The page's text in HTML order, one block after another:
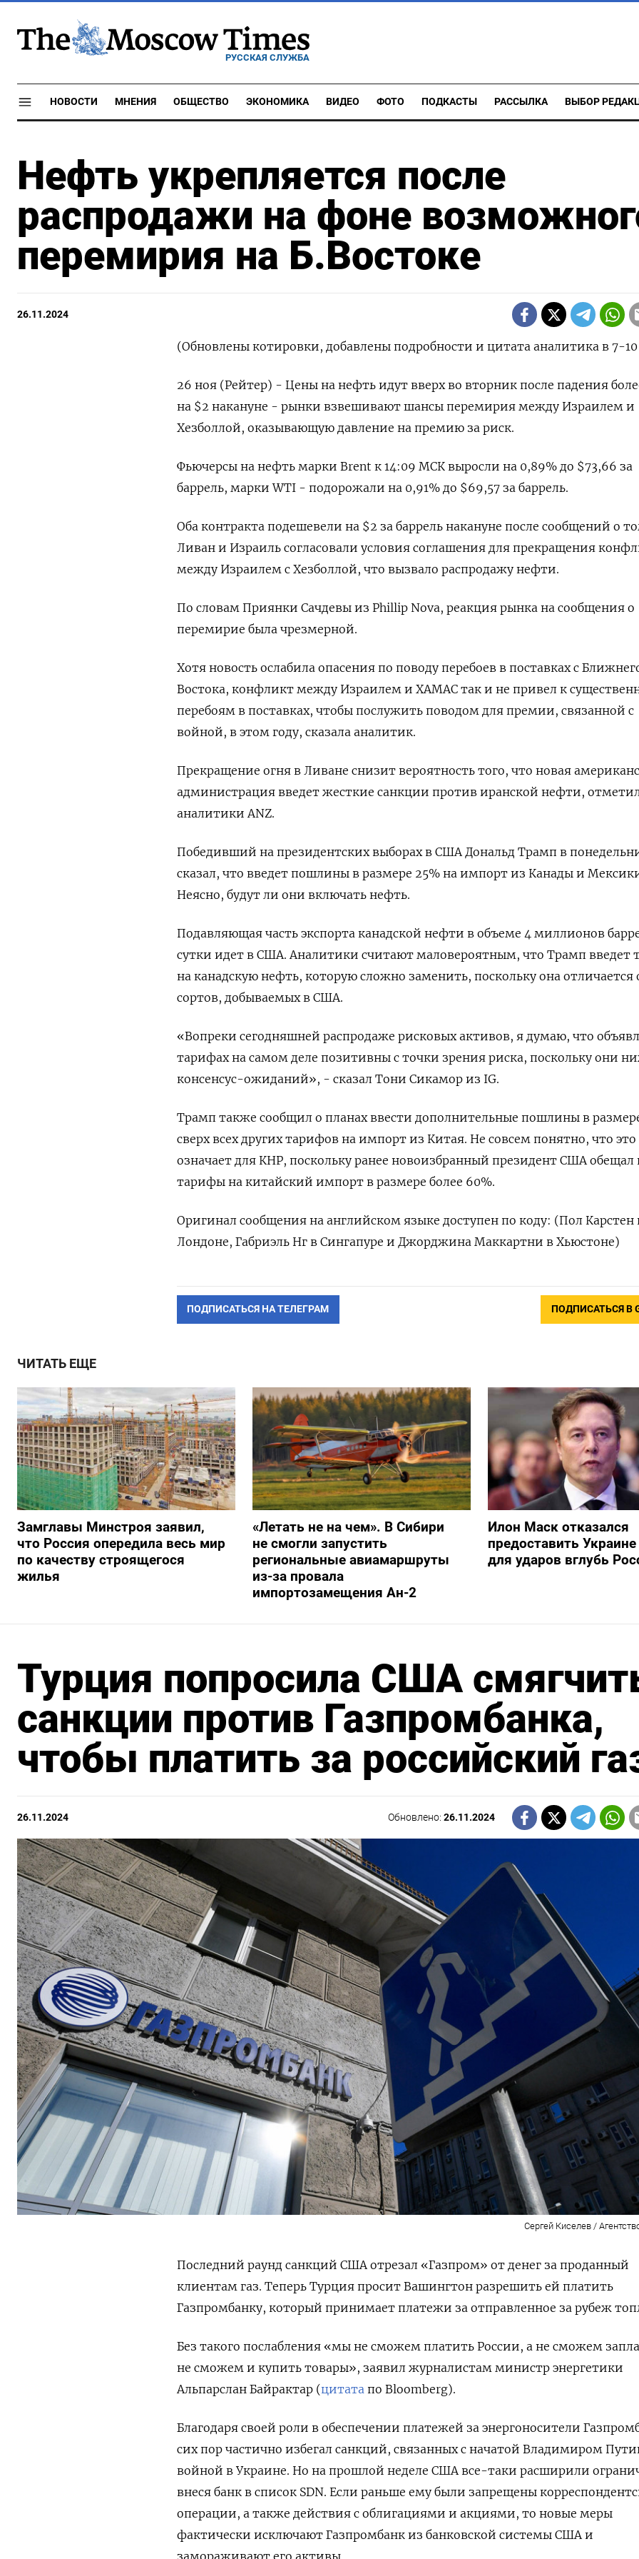
РУССКАЯ СЛУЖБА
НОВОСТИ МНЕНИЯ ОБЩЕСТВО ЭКОНОМИКА ВИДЕО ФОТО ПОДКАСТЫ РАССЫЛКА ВЫБОР
Нефть укрепляется после
распродажи на фоне
перемирия на Б.Востоке
26.11.2024
(Обновлены котировки, добавлены подробности и цитата аналитика в 7-10
26 ноя (Рейтер) - Цены на нефть идут вверх во вторник после падения
на $2 накануне - рынки взвешивают шансы перемирия между Израилем и
Хезболлой, оказывающую давление на премию за риск.
Фьючерсы на нефть марки Brent к 14:09 МСК выросли на 0,89% до $73,66 за
баррель, марки WTI - подорожали на 0,91% до $69,57 за баррель.
Оба контракта подешевели на $2 за баррель накануне после сообщений о
Ливан и Израиль согласовали условия соглашения для прекращения
между Израилем с Хезболлой, что вызвало распродажу нефти.
По словам Приянки Сачдевы из Phillip Nova, реакция рынка на сообщения о
перемирие была чрезмерной.
Хотя новость ослабила опасения по поводу перебоев в поставках с
Востока, конфликт между Израилем и ХАМАС так и не привел к
перебоям в поставках, чтобы послужить поводом для премии, связанной с
войной, в этом году, сказала аналитик.
Прекращение огня в Ливане снизит вероятность того, что новая
администрация введет жесткие санкции против иранской нефти,
аналитики ANZ.
Победивший на президентских выборах в США Дональд Трамп в
сказал, что введет пошлины в размере 25% на импорт из Канады и
Неясно, будут ли они включать нефть.
Подавляющая часть экспорта канадской нефти в объеме 4 миллионов
сутки идет в США. Аналитики считают маловероятным, что Трамп введет
на канадскую нефть, которую сложно заменить, поскольку она отличается
сортов, добываемых в США.
«Вопреки сегодняшней распродаже рисковых активов, я думаю, что
тарифах на самом деле позитивны с точки зрения риска, поскольку они
консенсус-ожиданий», - сказал Тони Сикамор из IG.
Трамп также сообщил о планах ввести дополнительные пошлины в
сверх всех других тарифов на импорт из Китая. Не совсем понятно, что это
означает для КНР, поскольку ранее новоизбранный президент США обещал
тарифы на китайский импорт в размере более 60%.
Оригинал сообщения на английском языке доступен по коду: (Пол Карстен
Лондоне, Габриэль Нг в Сингапуре и Джорджина Маккартни в Хьюстоне)
ПОДПИСАТЬСЯ НА ТЕЛЕГРАМ ПОДПИСАТЬСЯ В
ЧИТАТЬ ЕЩЕ
Замглавы Минстроя заявил,
что Россия опередила весь мир
по качеству строящегося
жилья
«Летать не на чем». В Сибири
не смогли запустить
региональные авиамаршруты
из-за провала
импортозамещения Ан-2
Илон Маск отказался
предоставить
для ударов вглубь
Турция попросила США
санкции против Газпромбанка,
чтобы платить за российский
26.11.2024 Обновлено:26.11.2024
Сергей Киселев /
Последний раунд санкций США отрезал «Газпром» от денег за проданный
клиентам газ. Теперь Турция просит Вашингтон разрешить ей платить
Газпромбанку, который принимает платежи за отправленное за рубеж
Без такого послабления «мы не сможем платить России, а не сможем
не сможем и купить товары», заявил журналистам министр энергетики
Альпарслан Байрактар (цитата по Bloomberg).
Благодаря своей роли в обеспечении платежей за энергоносители
сих пор частично избегал санкций, связанных с начатой Владимиром
войной в Украине. Но на прошлой неделе США все-таки расширили
внеся банк в список SDN. Если раньше ему были запрещены
операции, а также действия с облигациями и акциями, то новые меры
фактически исключают Газпромбанк из банковской системы США и
замораживают его активы.